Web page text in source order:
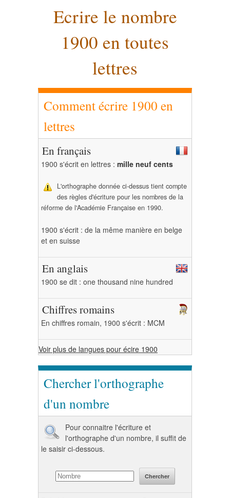
Ecrire le nombre
1900 en toutes
lettres
Comment écrire 1900 en
lettres
En français
1900 s'écrit en lettres : mille neuf cents
L'orthographe donnée ci-dessus tient compte
des règles d'écriture pour les nombres de la
réforme de l'Académie Française en 1990.
1900 s'écrit : de la même manière en belge
et en suisse
En anglais
1900 se dit : one thousand nine hundred
Chiffres romains
En chiffres romain, 1900 s'écrit : MCM
Voir plus de langues pour écire 1900
Chercher l'orthographe
d'un nombre
Pour connaitre l'écriture et
l'orthographe d'un nombre, il suffit de
le saisir ci-dessous.